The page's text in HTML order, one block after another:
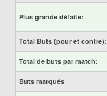
Plus grande défaite:
Total Buts (pour et contre):
Total de buts par match:
Buts marqués